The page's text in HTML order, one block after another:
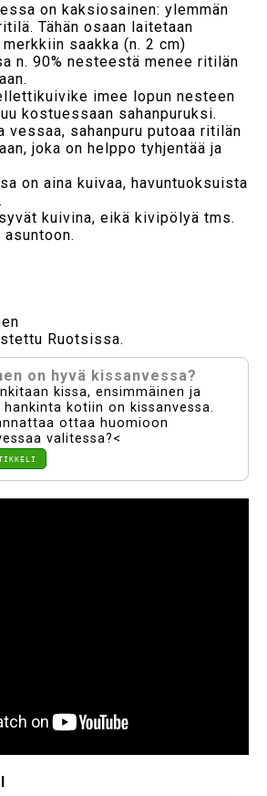
on kaksiosainen: ylemmän
Tähän osaan laitetaan
saakka (n. 2 cm)
n. 90% nesteestä menee ritilän
imee lopun nesteen
kostuessaan sahanpuruksi.
vessaa, sahanpuru putoaa ritilän
joka on helppo tyhjentää ja
on aina kuivaa, havuntuoksuista
kuivina, eikä kivipölyä tms.
asuntoon.
Ruotsissa.
on hyvä kissanvessa?
kissa, ensimmäinen ja
kotiin on kissanvessa.
ottaa huomioon
valitessa?<